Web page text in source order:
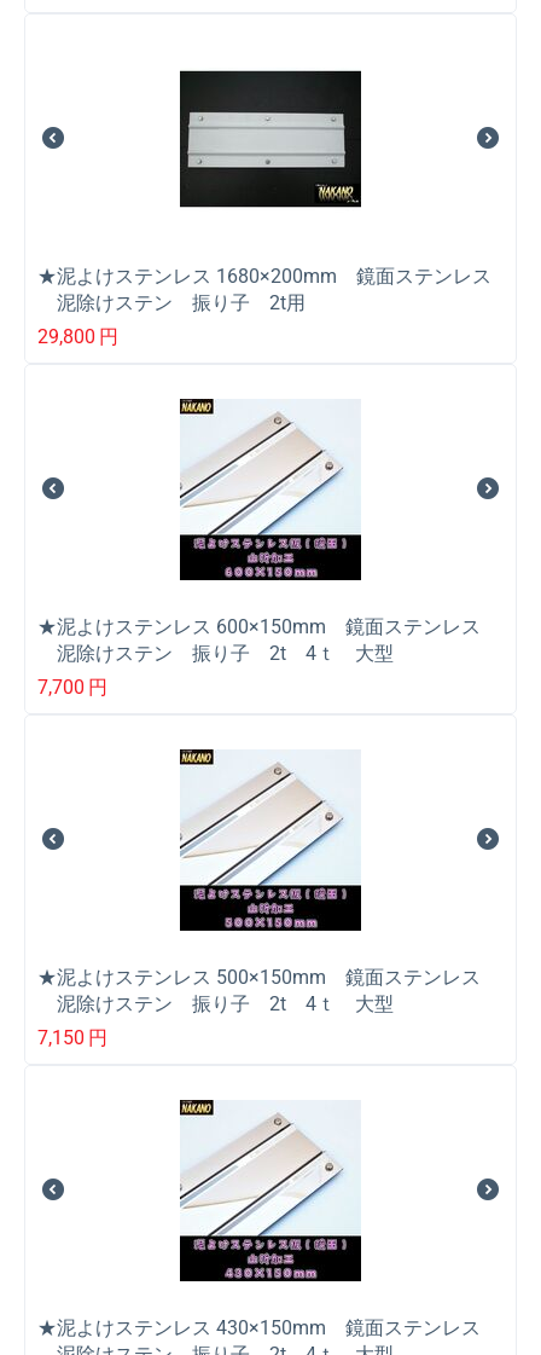
★泥よけステンレス 1680×200mm 鏡面ステンレス
泥除けステン 振り子 2t用
29,800 円
★泥よけステンレス 600×150mm 鏡面ステンレス
泥除けステン 振り子 2t 4ｔ 大型
7,700 円
★泥よけステンレス 500×150mm 鏡面ステンレス
泥除けステン 振り子 2t 4ｔ 大型
7,150 円
★泥よけステンレス 430×150mm 鏡面ステンレス